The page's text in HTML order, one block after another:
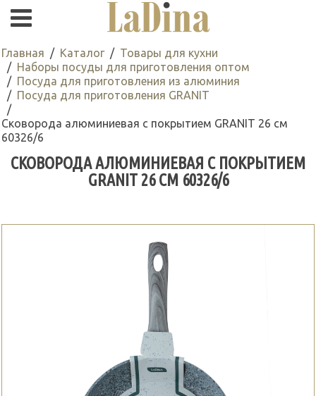
Главная Каталог
Товары для кухни
Наборы посуды для приготовления оптом
Посуда для приготовления из алюминия
Посуда для приготовления GRANIT
Сковорода алюминиевая с покрытием GRANIT 26 см
60326/6
СКОВОРОДА АЛЮМИНИЕВАЯ С ПОКРЫТИЕМ
GRANIT 26 СМ 60326/6